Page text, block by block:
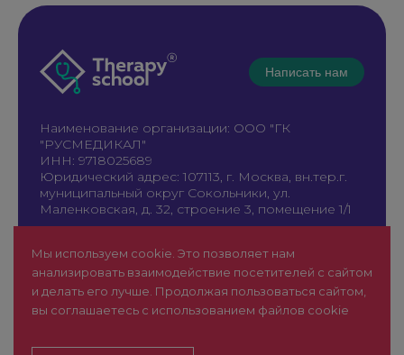
Написать нам
Наименование организации: ООО "ГК
"РУСМЕДИКАЛ"
ИНН: 9718025689
Юридический адрес: 107113, г. Москва, вн.тер.г.
муниципальный округ Сокольники, ул.
Маленковская, д. 32, строение 3, помещение 1/1
+7 961 196-42-49
therapy@rusmedical.ru
О нас
Мероприятия
1 уровень
Лекторы
Новости
FAQ
Сайт для специалистов здравоохранения (18+)
Мы используем cookie. Это позволяет нам
анализировать взаимодействие посетителей с сайтом
и делать его лучше. Продолжая пользоваться сайтом,
вы соглашаетесь с использованием файлов cookie